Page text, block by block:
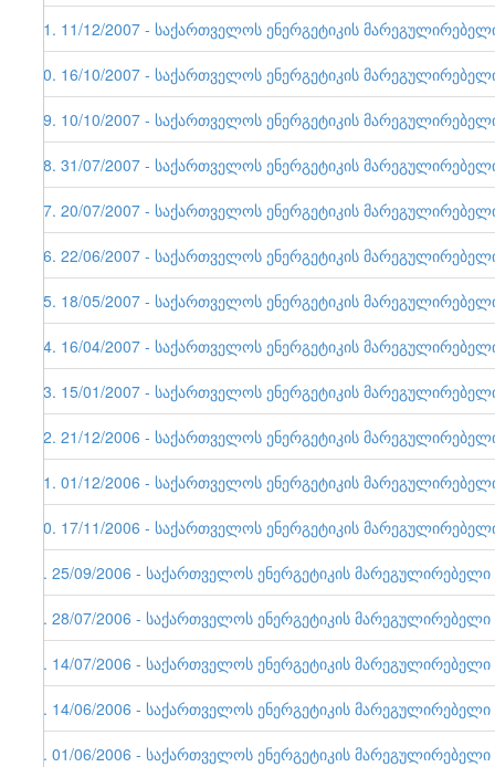
21. 11/12/2007 - საქართველოს ენერგეტიკის
20. 16/10/2007 - საქართველოს ენერგეტიკის
19. 10/10/2007 - საქართველოს ენერგეტიკის
18. 31/07/2007 - საქართველოს ენერგეტიკის
17. 20/07/2007 - საქართველოს ენერგეტიკის
16. 22/06/2007 - საქართველოს ენერგეტიკის
15. 18/05/2007 - საქართველოს ენერგეტიკის
14. 16/04/2007 - საქართველოს ენერგეტიკის
13. 15/01/2007 - საქართველოს ენერგეტიკის
12. 21/12/2006 - საქართველოს ენერგეტიკის
11. 01/12/2006 - საქართველოს ენერგეტიკის
10. 17/11/2006 - საქართველოს ენერგეტიკის
9. 25/09/2006 - საქართველოს ენერგეტიკის
8. 28/07/2006 - საქართველოს ენერგეტიკის
7. 14/07/2006 - საქართველოს ენერგეტიკის
6. 14/06/2006 - საქართველოს ენერგეტიკის
5. 01/06/2006 - საქართველოს ენერგეტიკის